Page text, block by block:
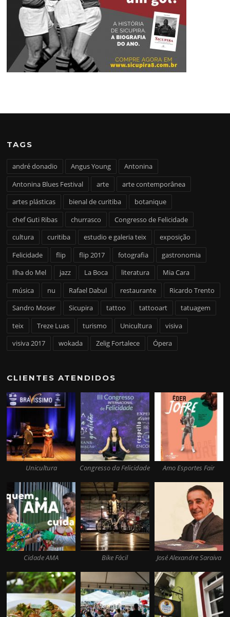
TAGS
andré donadio Angus Young
Antonina
Antonina Blues Festival
arte
arte contemporânea
artes plásticas
bienal de curitiba
botanique
chef Guti Ribas
churrasco
Congresso de Felicidade
cultura
curitiba estudio e galeria teix
exposição
Felicidade
flip flip 2017 fotografia
gastronomia
Ilha do Mel
jazz La Boca literatura
Mia Cara
música
nu Rafael Dabul restaurante
Ricardo Trento
Sandro Moser
Sicupira tattoo tattooart
tatuagem
teix
Treze Luas turismo Unicultura
visiva
visiva 2017
wokada Zelig Fortalece Ópera
CLIENTES ATENDIDOS
Unicultura Congresso da Felicidade Amo Esportes Fair
Cidade AMA Bike Fácil José Alexandre Saraiva